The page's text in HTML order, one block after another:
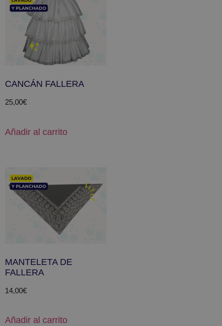
CANCÁN FALLERA
25,00€
Añadir al carrito
MANTELETA DE
FALLERA
14,00€
Añadir al carrito